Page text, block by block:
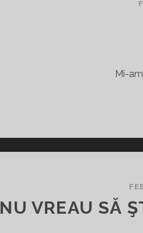
Mi-
NU VREAU SĂ